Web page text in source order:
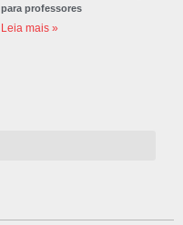
para professores
Leia mais »